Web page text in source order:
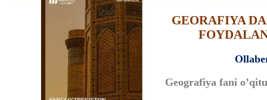
GEORAFIYA
Geografiya fani